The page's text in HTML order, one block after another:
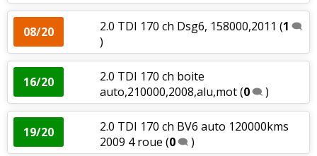
08/20 2.0 TDI 170 ch Dsg6, 158000,2011 (1
)
16/20
2.0 TDI 170 ch boite
auto,210000,2008,alu,mot(0 )
19/20
2.0 TDI 170 ch BV6 auto 120000kms
2009 4 roue (0 )